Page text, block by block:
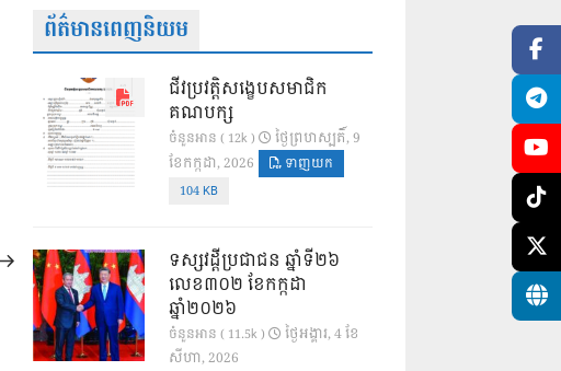
ព័ត៌មានពេញនិយម
ជីវប្រវត្តិសង្ខេបសមាជិក
គណបក្ស
ចំនួនអាន ( 12k )
ថ្ងៃ​ព្រហស្បតិ៍, 9
ខែ​កក្កដា, 2026
ទាញយក
104 KB
ទស្សវដ្តីប្រជាជន ឆ្នាំទី២៦
លេខ៣០២ ខែកក្កដា
ឆ្នាំ២០២៦
ចំនួនអាន ( 11.5k )
ថ្ងៃ​អង្គារ, 4 ខែ​
សីហា, 2026